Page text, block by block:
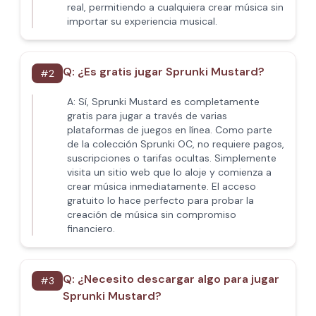
real, permitiendo a cualquiera crear música sin
importar su experiencia musical.
#2 Q: ¿Es gratis jugar Sprunki Mustard?
A: Sí, Sprunki Mustard es completamente
gratis para jugar a través de varias
plataformas de juegos en línea. Como parte
de la colección Sprunki OC, no requiere pagos,
suscripciones o tarifas ocultas. Simplemente
visita un sitio web que lo aloje y comienza a
crear música inmediatamente. El acceso
gratuito lo hace perfecto para probar la
creación de música sin compromiso
financiero.
#3 Q: ¿Necesito descargar algo para jugar
Sprunki Mustard?